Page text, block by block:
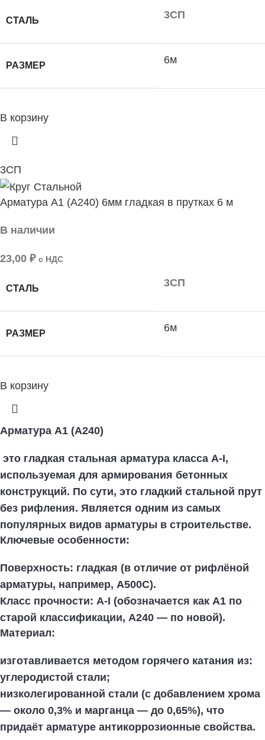
СТАЛЬ 3СП
РАЗМЕР 6м
В корзину
3СП
Арматура А1 (А240) 6мм гладкая в прутках 6 м
В наличии
23,00 ₽ с НДС
СТАЛЬ 3СП
РАЗМЕР 6м
В корзину
Арматура А1 (А240)
это гладкая стальная арматура класса А-I,
используемая для армирования бетонных
конструкций. По сути, это гладкий стальной прут
без рифления. Является одним из самых
популярных видов арматуры в строительстве.
Ключевые особенности:
Поверхность: гладкая (в отличие от рифлёной
арматуры, например, А500С).
Класс прочности: А-I (обозначается как А1 по
старой классификации, А240 — по новой).
Материал:
изготавливается методом горячего катания из:
углеродистой стали;
низколегированной стали (с добавлением хрома
— около 0,3% и марганца — до 0,65%), что
придаёт арматуре антикоррозионные свойства.